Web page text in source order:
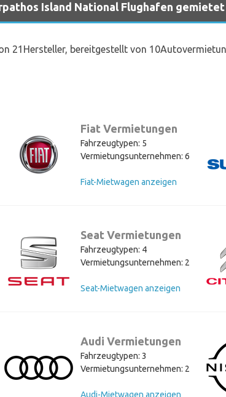
Island National Flughafen
21Hersteller, bereitgestellt von
Fiat Vermietungen
Fahrzeugtypen: 5
Vermietungsunternehmen: 6
Fiat-Mietwagen anzeigen
Seat Vermietungen
Fahrzeugtypen: 4
Vermietungsunternehmen: 2
Seat-Mietwagen anzeigen
Audi Vermietungen
Fahrzeugtypen: 3
Vermietungsunternehmen: 2
Audi-Mietwagen anzeigen